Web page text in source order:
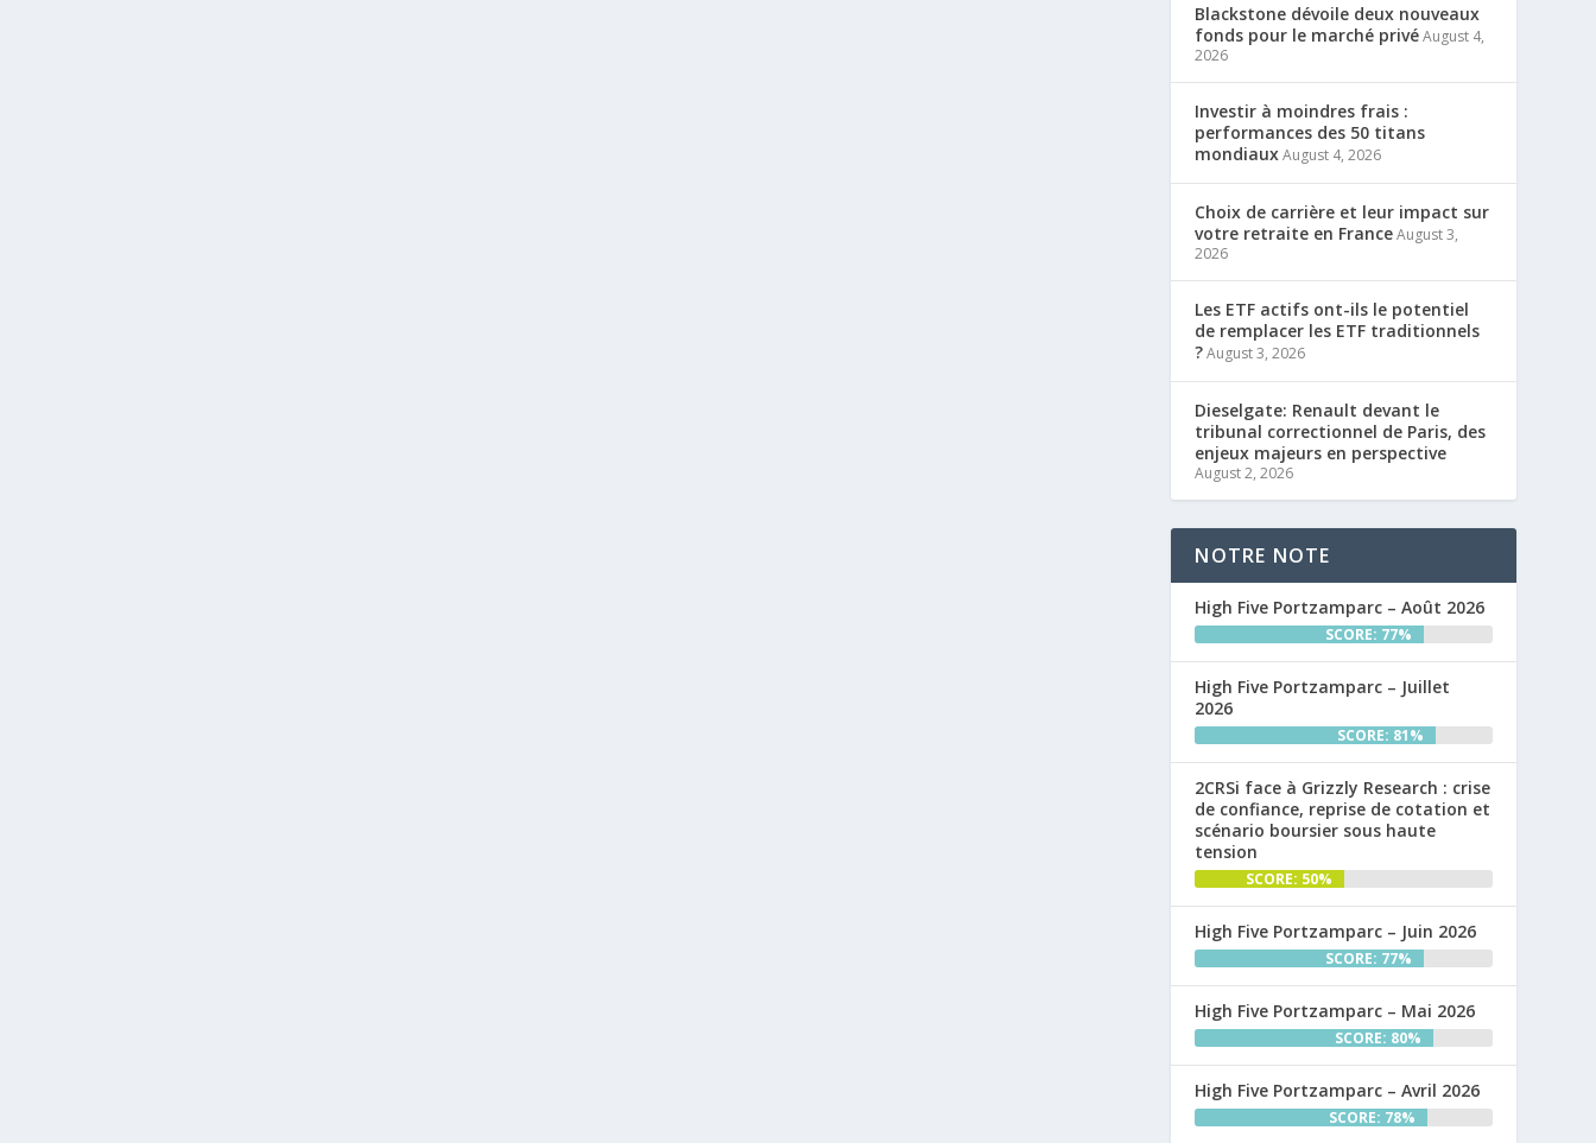
Blackstone dévoile deux nouveaux
fonds pour le marché privéAugust 4,
2026
Investir à moindres frais :
performances des 50 titans
mondiauxAugust 4, 2026
Choix de carrière et leur impact sur
votre retraite en FranceAugust 3,
2026
Les ETF actifs ont-ils le potentiel
de remplacer les ETF traditionnels
?August 3, 2026
Dieselgate: Renault devant le
tribunal correctionnel de Paris, des
enjeux majeurs en perspective
August 2, 2026
NOTRE NOTE
High Five Portzamparc – Août 2026
SCORE: 77%
High Five Portzamparc – Juillet
2026
SCORE: 81%
2CRSi face à Grizzly Research : crise
de confiance, reprise de cotation et
scénario boursier sous haute
tension
SCORE: 50%
High Five Portzamparc – Juin 2026
SCORE: 77%
High Five Portzamparc – Mai 2026
SCORE: 80%
High Five Portzamparc – Avril 2026
SCORE: 78%